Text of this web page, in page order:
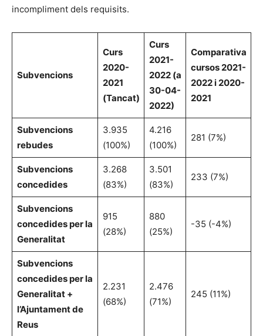
incompliment dels requisits.
Subvencions
Curs
2020-
2021
(Tancat)
Curs
2021-
2022 (a
30-04-
2022)
Comparativa
cursos 2021-
2022 i 2020-
2021
Subvencions
rebudes
3.935
(100%)
4.216
(100%)
281 (7%)
Subvencions
concedides
3.268
(83%)
3.501
(83%)
233 (7%)
Subvencions
concedides per la
Generalitat
915
(28%)
880
(25%)
-35 (-4%)
Subvencions
concedides per la
Generalitat +
l’Ajuntament de
Reus
2.231
(68%)
2.476
(71%)
245 (11%)